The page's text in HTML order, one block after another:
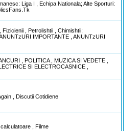
Liga I , Echipa Nationala; Alte Sporturi:
, Petrolishtii , Chimishtii;
IMPORTANTE , ANUNTzURI
, POLITICA , MUZICA SI VEDETE ,
SI ELECTROCASNICE ,
, Discutii Cotidiene
, Filme